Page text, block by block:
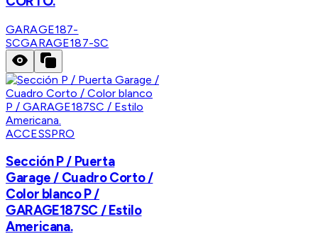
GARAGE187-
SCGARAGE187-SC
ACCESSPRO
Sección P / Puerta
Garage / Cuadro Corto /
Color blanco P /
GARAGE187SC / Estilo
Americana.